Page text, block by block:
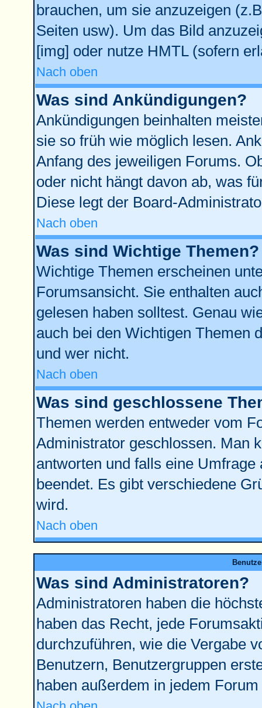
brauchen, um sie anzuzeigen
Seiten usw). Um das Bild
[img] oder nutze HMTL (sofern
Nach oben
Was sind Ankündigungen?
Ankündigungen beinhalten
sie so früh wie möglich lesen.
Anfang des jeweiligen Forums.
oder nicht hängt davon ab, was
Diese legt der Board-
Nach oben
Was sind Wichtige Themen?
Wichtige Themen erscheinen
Forumsansicht. Sie enthalten
gelesen haben solltest. Genau
auch bei den Wichtigen Themen
und wer nicht.
Nach oben
Was sind geschlossene
Themen werden entweder vom
Administrator geschlossen. Man
antworten und falls eine
beendet. Es gibt verschiedene
wird.
Nach oben
Was sind Administratoren?
Administratoren haben die
haben das Recht, jede
durchzuführen, wie die Vergabe
Benutzern, Benutzergruppen
haben außerdem in jedem